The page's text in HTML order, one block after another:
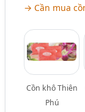
→ Cần mua
Cồn khô Thiên
Phú